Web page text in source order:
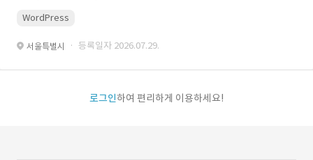
WordPress
서울특별시 · 등록일자 2026.07.29.
로그인하여 편리하게 이용하세요!